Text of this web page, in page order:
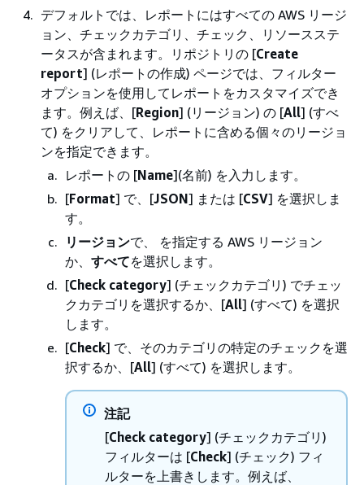
デフォルトでは、レポートにはすべての AWS リージ
ョン、チェックカテゴリ、チェック、リソースステ
ータスが含まれます。リポジトリの [Create
report] (レポートの作成) ページでは、フィルター
オプションを使用してレポートをカスタマイズでき
ます。例えば、[Region] (リージョン) の [All] (すべ
て) をクリアして、レポートに含める個々のリージョ
ンを指定できます。
レポートの [Name](名前) を入力します。
[Format] で、[JSON] または [CSV] を選択しま
す。
リージョンで、 を指定する AWS リージョン
か、 すべてを選択します。
[Check category] (チェックカテゴリ) でチェッ
クカテゴリを選択するか、[All] (すべて) を選択
します。
[Check] で、そのカテゴリの特定のチェックを選
択するか、[All] (すべて) を選択します。
注記
[Check category] (チェックカテゴリ)
フィルターは [Check] (チェック) フィ
ルターを上書きします。例えば、